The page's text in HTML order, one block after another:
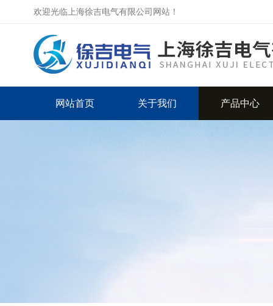
欢迎光临上海徐吉电气有限公司网站！
网站首页 关于我们 产品中心